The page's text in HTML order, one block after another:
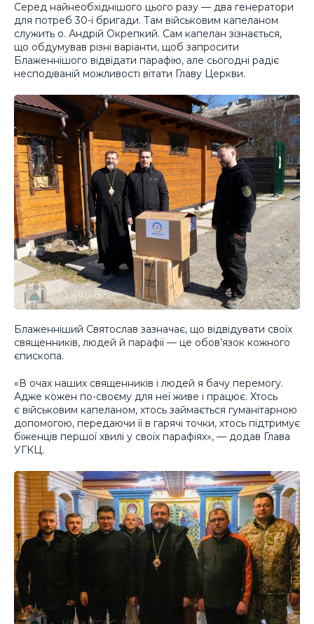
Серед найнеобхіднішого цього разу — два генератори
для потреб 30-ї бригади. Там військовим капеланом
служить о. Андрій Окрепкий. Сам капелан зізнається,
що обдумував різні варіанти, щоб запросити
Блаженнішого відвідати парафію, але сьогодні радіє
несподіваній можливості вітати Главу Церкви.
Блаженніший Святослав зазначає, що відвідувати своїх
священників, людей й парафії — це обов’язок кожного
єпископа.
«В очах наших священників і людей я бачу перемогу.
Адже кожен по-своєму для неї живе і працює. Хтось
є військовим капеланом, хтось займається гуманітарною
допомогою, передаючи її в гарячі точки, хтось підтримує
біженців першої хвилі у своїх парафіях», — додав Глава
УГКЦ.